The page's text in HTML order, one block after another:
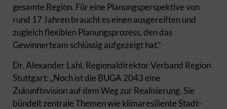
gesamte Region. Für eine Planungsperspektive von
rund 17 Jahren braucht es einen ausgereiften und
zugleich flexiblen Planungsprozess, den das
Gewinnerteam schlüssig aufgezeigt hat.“
Dr. Alexander Lahl, Regionaldirektor Verband Region
Stuttgart: „Noch ist die BUGA 2043 eine
Zukunftsvision auf dem Weg zur Realisierung. Sie
bündelt zentrale Themen wie klimaresiliente Stadt-